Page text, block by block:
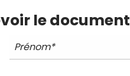
le document